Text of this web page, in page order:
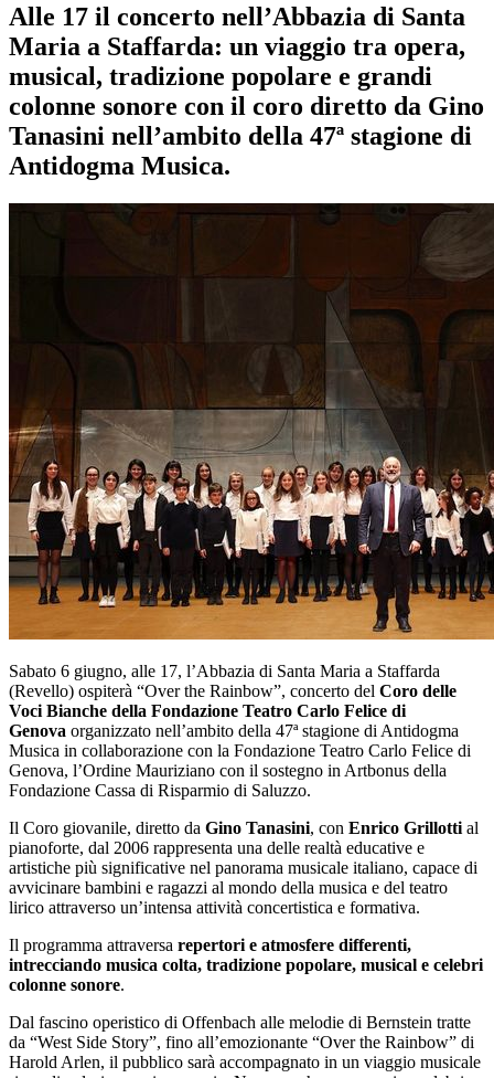
Alle 17 il concerto nell’Abbazia di Santa
Maria a Staffarda: un viaggio tra opera,
musical, tradizione popolare e grandi
colonne sonore con il coro diretto da Gino
Tanasini nell’ambito della 47ª stagione di
Antidogma Musica.
Sabato 6 giugno, alle 17, l’Abbazia di Santa Maria a Staffarda
(Revello) ospiterà “Over the Rainbow”, concerto del Coro delle
Voci Bianche della Fondazione Teatro Carlo Felice di
Genova organizzato nell’ambito della 47ª stagione di Antidogma
Musica in collaborazione con la Fondazione Teatro Carlo Felice di
Genova, l’Ordine Mauriziano con il sostegno in Artbonus della
Fondazione Cassa di Risparmio di Saluzzo.
Il Coro giovanile, diretto da Gino Tanasini, con Enrico Grillotti al
pianoforte, dal 2006 rappresenta una delle realtà educative e
artistiche più significative nel panorama musicale italiano, capace di
avvicinare bambini e ragazzi al mondo della musica e del teatro
lirico attraverso un’intensa attività concertistica e formativa.
Il programma attraversa repertori e atmosfere differenti,
intrecciando musica colta, tradizione popolare, musical e celebri
colonne sonore.
Dal fascino operistico di Offenbach alle melodie di Bernstein tratte
da “West Side Story”, fino all’emozionante “Over the Rainbow” di
Harold Arlen, il pubblico sarà accompagnato in un viaggio musicale